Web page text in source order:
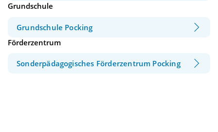
Grundschule
Grundschule Pocking
Förderzentrum
Sonderpädagogisches Förderzentrum Pocking